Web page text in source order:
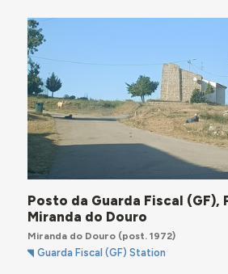
Posto da Guarda Fiscal (GF),
Miranda do Douro
Miranda do Douro(post. 1972)
Guarda Fiscal (GF) Station